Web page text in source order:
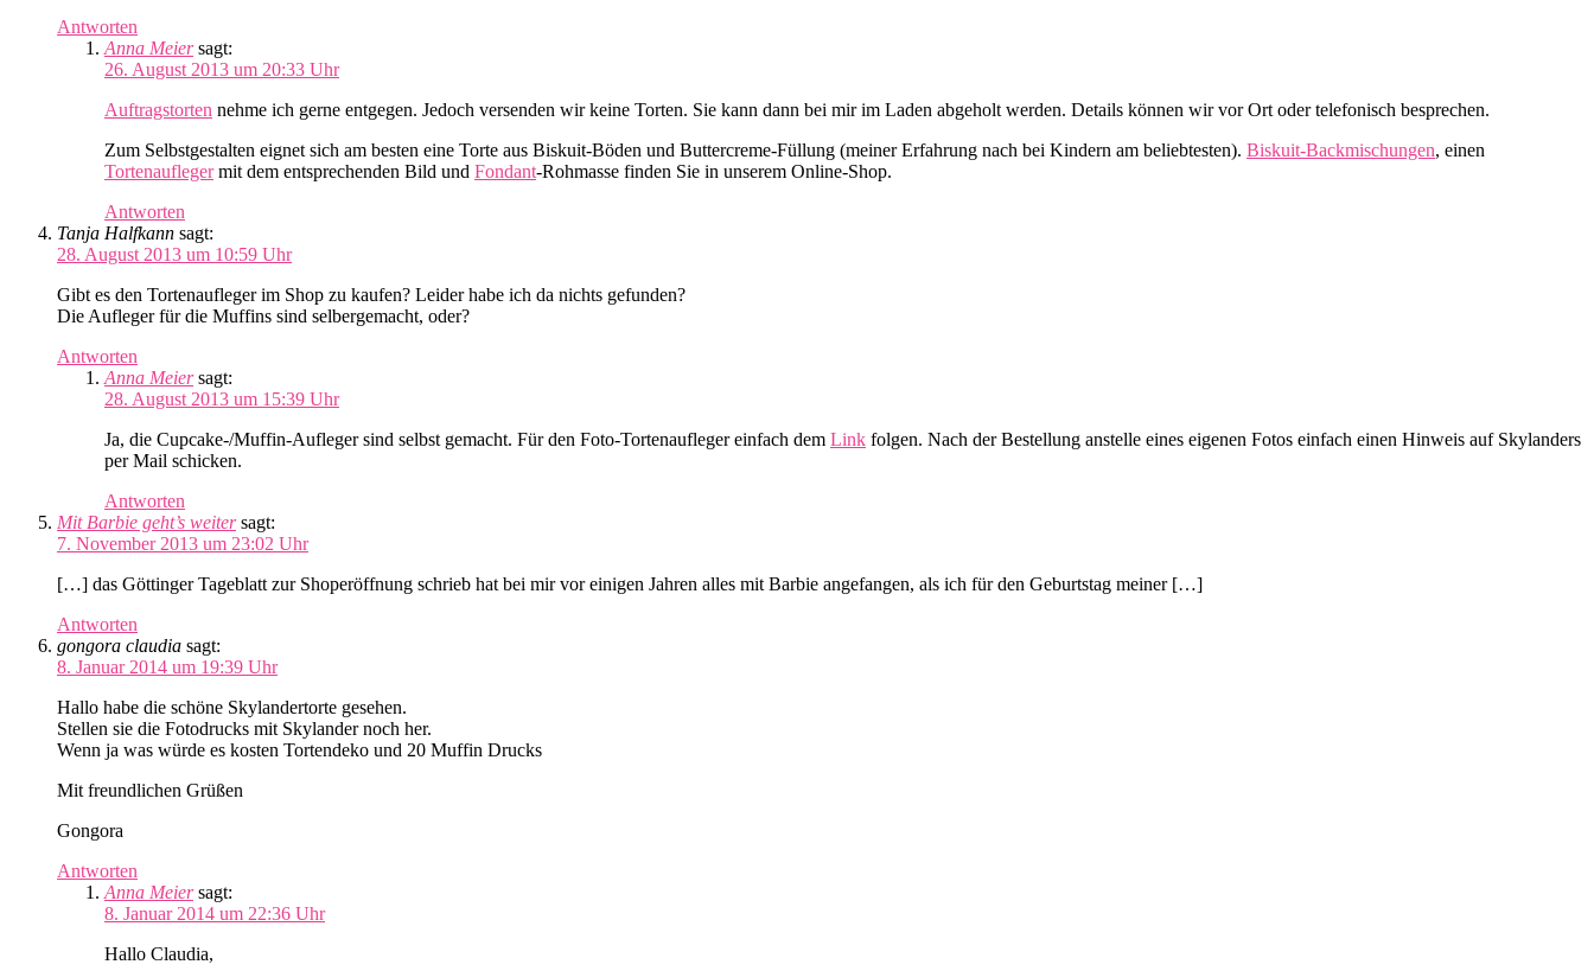
Antworten
Anna Meier sagt:
26. August 2013 um 20:33 Uhr
Auftragstorten nehme ich gerne entgegen. Jedoch versenden wir keine Torten. Sie kann dann bei mir im Laden abgeholt werden. Details können wir vor Ort oder telefonisch besprechen.
Zum Selbstgestalten eignet sich am besten eine Torte aus Biskuit-Böden und Buttercreme-Füllung (meiner Erfahrung nach bei Kindern am beliebtesten). Biskuit-Backmischungen, einen
Tortenauflegermit dem entsprechenden Bild und Fondant-Rohmasse finden Sie in unserem Online-Shop.
Antworten
Tanja Halfkann sagt:
28. August 2013 um 10:59 Uhr
Gibt es den Tortenaufleger im Shop zu kaufen? Leider habe ich da nichts gefunden?
Die Aufleger für die Muffins sind selbergemacht, oder?
Antworten
Anna Meier sagt:
28. August 2013 um 15:39 Uhr
Ja, die Cupcake-/Muffin-Aufleger sind selbst gemacht. Für den Foto-Tortenaufleger einfach dem Link folgen. Nach der Bestellung anstelle eines eigenen Fotos einfach einen Hinweis auf Skylanders
per Mail schicken.
Antworten
Mit Barbie geht’s weiter sagt:
7. November 2013 um 23:02 Uhr
[…] das Göttinger Tageblatt zur Shoperöffnung schrieb hat bei mir vor einigen Jahren alles mit Barbie angefangen, als ich für den Geburtstag meiner […]
Antworten
gongora claudia sagt:
8. Januar 2014 um 19:39 Uhr
Hallo habe die schöne Skylandertorte gesehen.
Stellen sie die Fotodrucks mit Skylander noch her.
Wenn ja was würde es kosten Tortendeko und 20 Muffin Drucks
Mit freundlichen Grüßen
Gongora
Antworten
Anna Meier sagt:
8. Januar 2014 um 22:36 Uhr
Hallo Claudia,